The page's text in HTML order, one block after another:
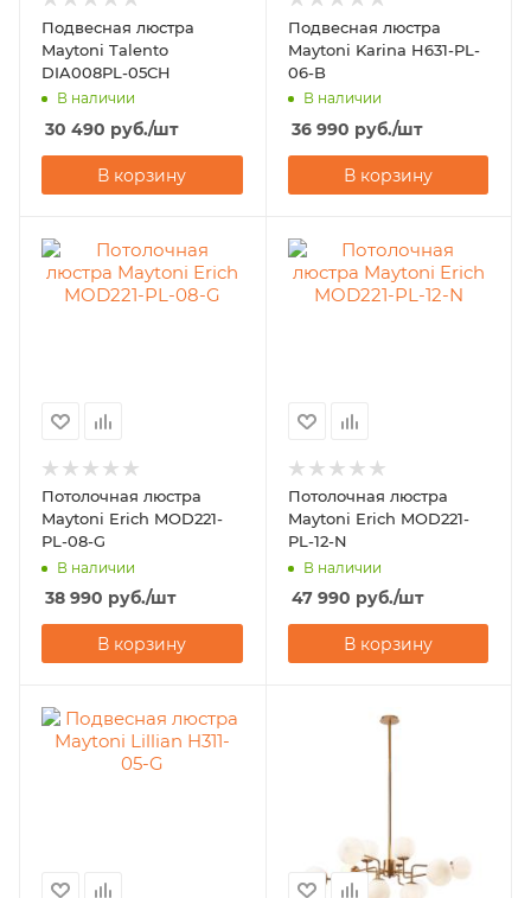
Подвесная люстра
Maytoni Talento
DIA008PL-05CH
В наличии
30 490 руб./шт
В корзину
Подвесная люстра
Maytoni Karina H631-PL-
06-B
В наличии
36 990 руб./шт
В корзину
Потолочная люстра
Maytoni Erich MOD221-
PL-08-G
В наличии
38 990 руб./шт
В корзину
Потолочная люстра
Maytoni Erich MOD221-
PL-12-N
В наличии
47 990 руб./шт
В корзину